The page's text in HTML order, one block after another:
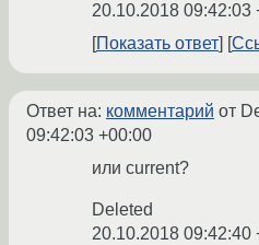
20.10.2018 09:42:03
Показать ответ
Ответ на: комментарий от
09:42:03 +00:00
или current?
Deleted
20.10.2018 09:42:40